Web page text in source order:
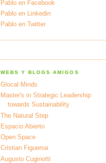
Pablo en Facebook
Pablo en Linkedin
Pablo en Twitter
WEBS Y BLOGS AMIGOS
Glocal Minds
Master's in Strategic Leadership
towards Sustainability
The Natural Step
Espacio Abierto
Open Space
Cristian Figueroa
Augusto Cuginotti